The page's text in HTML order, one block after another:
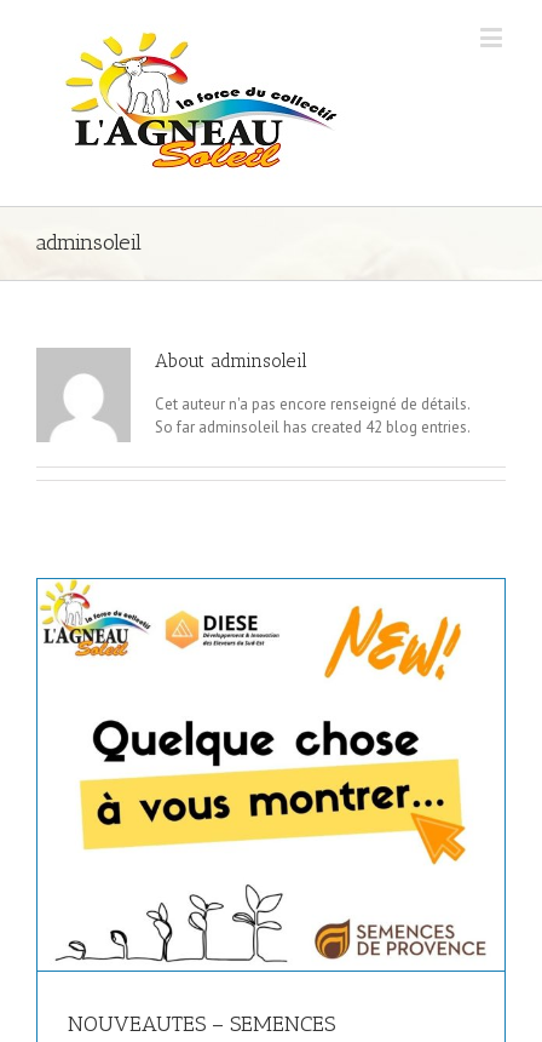
adminsoleil
About adminsoleil
Cet auteur n'a pas encore renseigné de détails.
So far adminsoleil has created 42 blog entries.
NOUVEAUTES – SEMENCES